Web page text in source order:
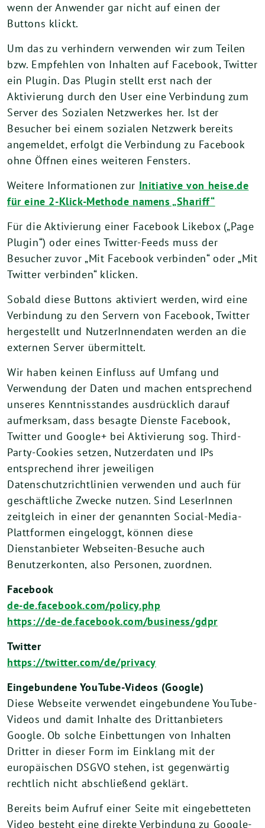
wenn der Anwender gar nicht auf einen der
Buttons klickt.
Um das zu verhindern verwenden wir zum Teilen
bzw. Empfehlen von Inhalten auf Facebook, Twitter
ein Plugin. Das Plugin stellt erst nach der
Aktivierung durch den User eine Verbindung zum
Server des Sozialen Netzwerkes her. Ist der
Besucher bei einem sozialen Netzwerk bereits
angemeldet, erfolgt die Verbindung zu Facebook
ohne Öffnen eines weiteren Fensters.
Weitere Informationen zur Initiative von heise.de
für eine 2-Klick-Methode namens „Shariff“
Für die Aktivierung einer Facebook Likebox („Page
Plugin“) oder eines Twitter-Feeds muss der
Besucher zuvor „Mit Facebook verbinden“ oder „Mit
Twitter verbinden“ klicken.
Sobald diese Buttons aktiviert werden, wird eine
Verbindung zu den Servern von Facebook, Twitter
hergestellt und NutzerInnendaten werden an die
externen Server übermittelt.
Wir haben keinen Einfluss auf Umfang und
Verwendung der Daten und machen entsprechend
unseres Kenntnisstandes ausdrücklich darauf
aufmerksam, dass besagte Dienste Facebook,
Twitter und Google+ bei Aktivierung sog. Third-
Party-Cookies setzen, Nutzerdaten und IPs
entsprechend ihrer jeweiligen
Datenschutzrichtlinien verwenden und auch für
geschäftliche Zwecke nutzen. Sind LeserInnen
zeitgleich in einer der genannten Social-Media-
Plattformen eingeloggt, können diese
Dienstanbieter Webseiten-Besuche auch
Benutzerkonten, also Personen, zuordnen.
Facebook
de-de.facebook.com/policy.php
https://de-de.facebook.com/business/gdpr
Twitter
https://twitter.com/de/privacy
Eingebundene YouTube-Videos (Google)
Diese Webseite verwendet eingebundene YouTube-
Videos und damit Inhalte des Drittanbieters
Google. Ob solche Einbettungen von Inhalten
Dritter in dieser Form im Einklang mit der
europäischen DSGVO stehen, ist gegenwärtig
rechtlich nicht abschließend geklärt.
Bereits beim Aufruf einer Seite mit eingebetteten
Video besteht eine direkte Verbindung zu Google-